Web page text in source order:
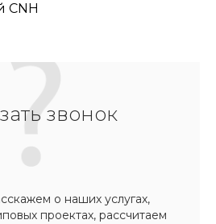
CNH
звонок
о наших услугах,
проектах, рассчитаем